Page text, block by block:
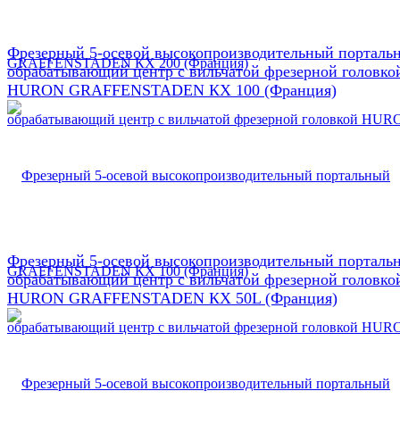
Фрезерный 5-осевой высокопроизводительный
обрабатывающий центр с вильчатой фрезерной
HURON GRAFFENSTADEN КX 100 (Франция)
Фрезерный 5-осевой высокопроизводительный
обрабатывающий центр с вильчатой фрезерной
HURON GRAFFENSTADEN КX 50L (Франция)